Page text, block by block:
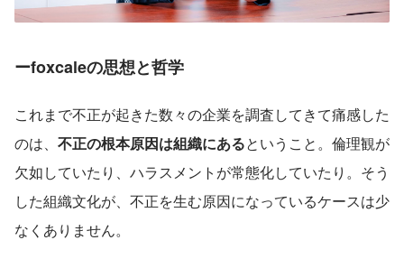
ーfoxcaleの思想と哲学
これまで不正が起きた数々の企業を調査してきて痛感した
のは、 不正の根本原因は組織にあるということ。倫理観が
欠如していたり、ハラスメントが常態化していたり。そう
した組織文化が、不正を生む原因になっているケースは少
なくありません。